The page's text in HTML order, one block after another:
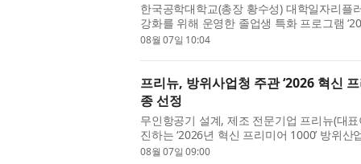
한국공학대학교(총장 황수성) 대학일자리
강화를 위해 운영한 졸업생 특화 프로그램
했다. 이번 프로그램은 지난 6월 1일부...
08월 07일 10:04
프리뉴, 방위사업청 주관 ‘2026 혁신
종 선정
무인항공기 설계, 제조 전문기업 프리뉴(대
진하는 ‘2026년 혁신 프리미어 1000’ 방위
‘혁신 프리미어 1000’은 기술 혁신성...
08월 07일 09:00